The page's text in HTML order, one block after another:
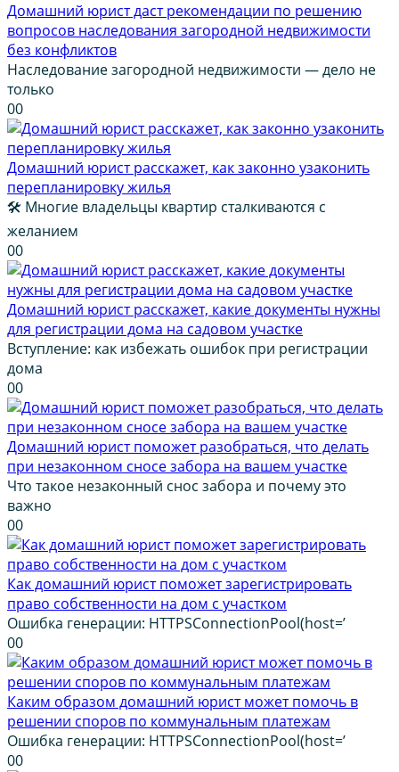
Домашний юрист даст рекомендации по решению
вопросов наследования загородной недвижимости
без конфликтов
Наследование загородной недвижимости — дело не
только
00
Домашний юрист расскажет, как законно узаконить
перепланировку жилья
🛠️ Многие владельцы квартир сталкиваются с
желанием
00
Домашний юрист расскажет, какие документы нужны
для регистрации дома на садовом участке
Вступление: как избежать ошибок при регистрации
дома
00
Домашний юрист поможет разобраться, что делать
при незаконном сносе забора на вашем участке
Что такое незаконный снос забора и почему это
важно
00
Как домашний юрист поможет зарегистрировать
право собственности на дом с участком
Ошибка генерации: HTTPSConnectionPool(host=’
00
Каким образом домашний юрист может помочь в
решении споров по коммунальным платежам
Ошибка генерации: HTTPSConnectionPool(host=’
00